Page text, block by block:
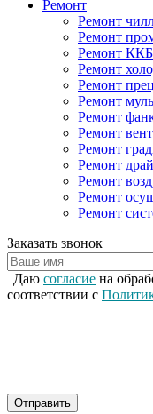
Ремонт
Ремонт
Ремонт
Ремонт ККБ
Ремонт
Ремонт
Ремонт
Ремонт
Ремонт
Ремонт
Ремонт
Ремонт
Ремонт
Ремонт
Заказать звонок
Даю согласие на
соответствии с